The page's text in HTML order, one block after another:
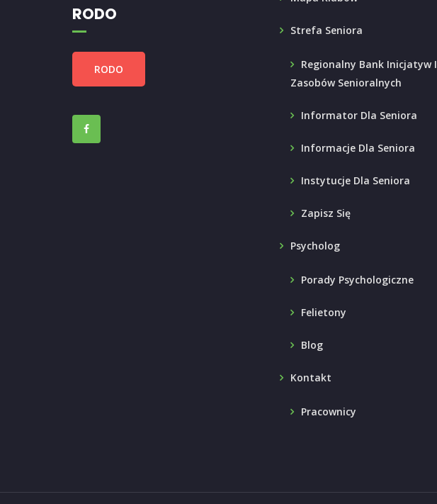
RODO
RODO
Strefa Seniora
Regionalny Bank Inicjatyw I
Zasobów Senioralnych
Informator Dla Seniora
Informacje Dla Seniora
Instytucje Dla Seniora
Zapisz Się
Psycholog
Porady Psychologiczne
Felietony
Blog
Kontakt
Pracownicy